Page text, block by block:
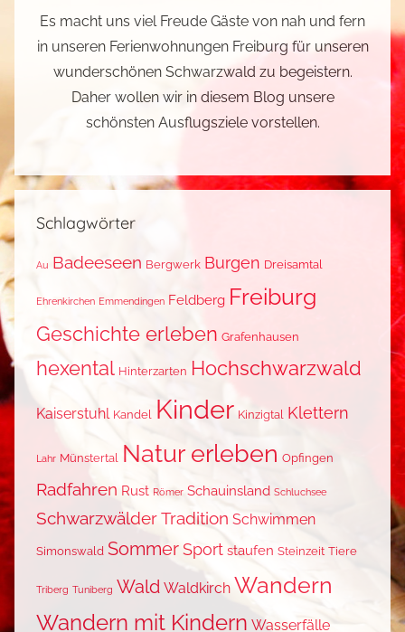
K
r
Es macht uns viel Freude Gäste von nah und fern
in unseren Ferienwohnungen Freiburg für unseren
wunderschönen Schwarzwald zu begeistern.
Daher wollen wir in diesem Blog unsere
schönsten Ausflugsziele vorstellen.
Schlagwörter
Au Badeeseen Bergwerk Burgen Dreisamtal
Ehrenkirchen Emmendingen Feldberg Freiburg
Geschichte erleben Grafenhausen
hexental Hinterzarten Hochschwarzwald
Kaiserstuhl Kandel Kinder Kinzigtal Klettern
Lahr Münstertal Natur erleben Opfingen
Radfahren Rust Römer Schauinsland Schluchsee
Schwarzwälder Tradition Schwimmen
Simonswald Sommer Sport staufen Steinzeit Tiere
Triberg Tuniberg Wald Waldkirch Wandern
Wandern mit Kindern Wasserfälle